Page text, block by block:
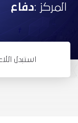
المركز :دفاع
استبدل